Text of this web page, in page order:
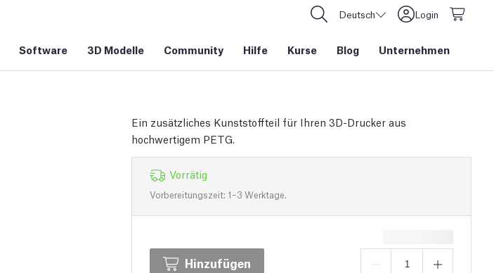
Deutsch Login
Software 3D Modelle Community Hilfe Kurse Blog Unternehmen
Ein zusätzliches Kunststoffteil für Ihren 3D-Drucker aus
hochwertigem PETG.
Vorrätig
Vorbereitungszeit: 1–3 Werktage.
Hinzufügen